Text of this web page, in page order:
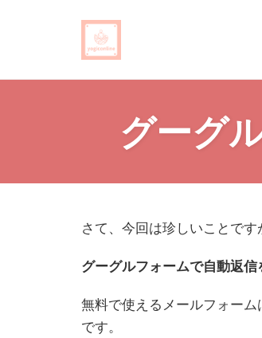
グーグ
さて、今回は珍しいことです
グーグルフォームで自動返信
無料で使えるメールフォー
です。